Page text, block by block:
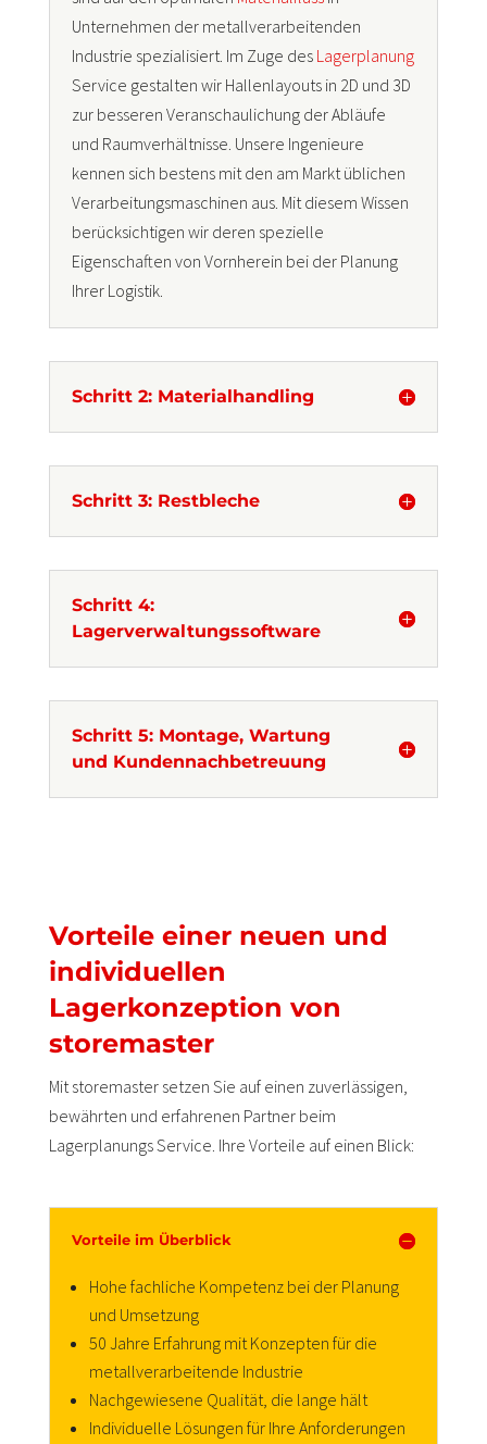
Unternehmen der metallverarbeitenden
Industrie spezialisiert. Im Zuge des Lagerplanung
Service gestalten wir Hallenlayouts in 2D und 3D
zur besseren Veranschaulichung der Abläufe
und Raumverhältnisse. Unsere Ingenieure
kennen sich bestens mit den am Markt üblichen
Verarbeitungsmaschinen aus. Mit diesem Wissen
berücksichtigen wir deren spezielle
Eigenschaften von Vornherein bei der Planung
Ihrer Logistik.
Schritt 2: Materialhandling
Schritt 3: Restbleche
Schritt 4:
Lagerverwaltungssoftware
Schritt 5: Montage, Wartung
und Kundennachbetreuung
Vorteile einer neuen und
individuellen
Lagerkonzeption von
storemaster
Mit storemaster setzen Sie auf einen zuverlässigen,
bewährten und erfahrenen Partner beim
Lagerplanungs Service. Ihre Vorteile auf einen Blick:
Vorteile im Überblick
Hohe fachliche Kompetenz bei der Planung
und Umsetzung
50 Jahre Erfahrung mit Konzepten für die
metallverarbeitende Industrie
Nachgewiesene Qualität, die lange hält
Individuelle Lösungen für Ihre Anforderungen